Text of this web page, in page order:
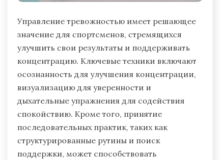
Управление тревожностью имеет решающее
значение для спортсменов, стремящихся
улучшить свои результаты и поддерживать
концентрацию. Ключевые техники включают
осознанность для улучшения концентрации,
визуализацию для уверенности и
дыхательные упражнения для содействия
спокойствию. Кроме того, принятие
последовательных практик, таких как
структурированные рутины и поиск
поддержки, может способствовать